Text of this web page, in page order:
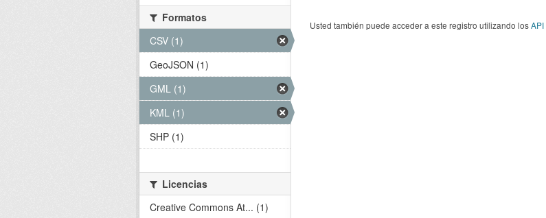
Usted también puede acceder a este registro utilizando losAPI
Formatos
CSV (1)
GeoJSON (1)
GML (1)
KML (1)
SHP (1)
Licencias
Creative Commons At... (1)